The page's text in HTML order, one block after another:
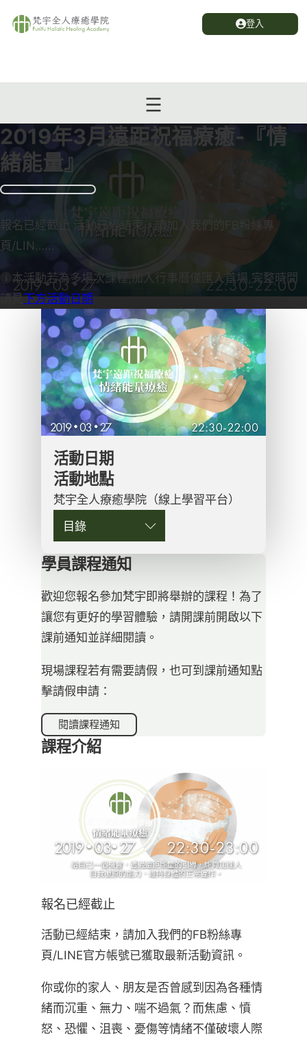
登入
2019年3月遠距祝福療癒-『情
緒能量』
報名已經截止 活動已經結束，請加入我們的FB粉絲專
頁/LIN…...
本活動若為多場次課程,加入行事曆僅匯入首場,完整時間
請見下方活動日期
學員課程通知
歡迎您報名參加梵宇即將舉辦的課程！為了
讓您有更好的學習體驗，請開課前開啟以下
課前通知並詳細閱讀。
現場課程若有需要請假，也可到課前通知點
擊請假申請：
閱讀課程通知
課程介紹
報名已經截止
活動已經結束，請加入我們的FB粉絲專
頁/LINE官方帳號已獲取最新活動資訊。
你或你的家人、朋友是否曾感到因為各種情
緒而沉重、無力、喘不過氣？而焦慮、憤
怒、恐懼、沮喪、憂傷等情緒不僅破壞人際
活動日期
活動地點
梵宇全人療癒學院（線上學習平台）
目錄